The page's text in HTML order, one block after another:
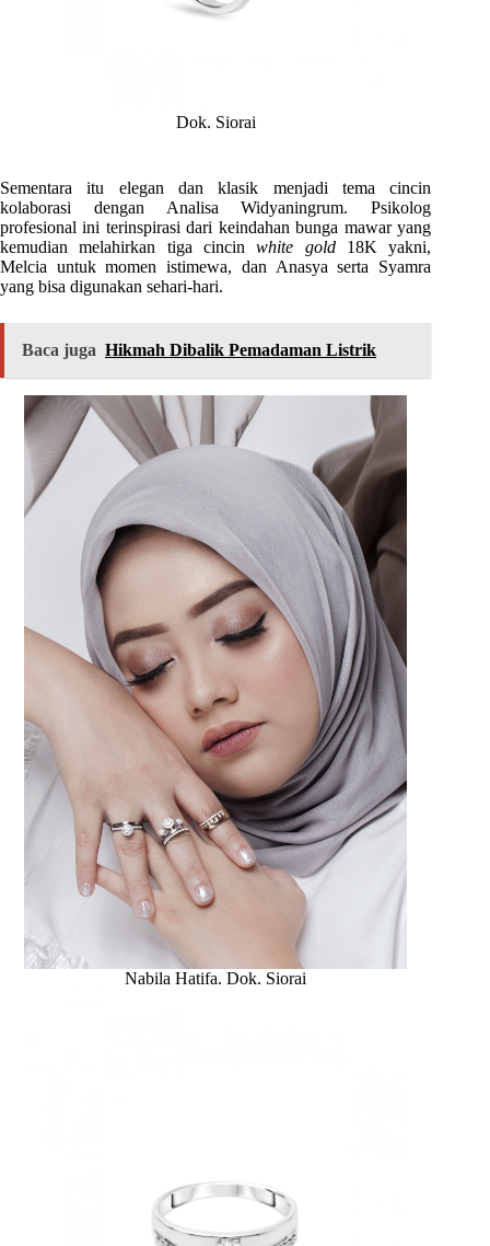
Dok. Siorai
Sementara itu elegan dan klasik menjadi tema cincin
kolaborasi dengan Analisa Widyaningrum. Psikolog
profesional ini terinspirasi dari keindahan bunga mawar yang
kemudian melahirkan tiga cincinwhite gold 18K yakni,
Melcia untuk momen istimewa, dan Anasya serta Syamra
yang bisa digunakan sehari-hari.
Baca juga Hikmah Dibalik Pemadaman Listrik
Nabila Hatifa. Dok. Siorai